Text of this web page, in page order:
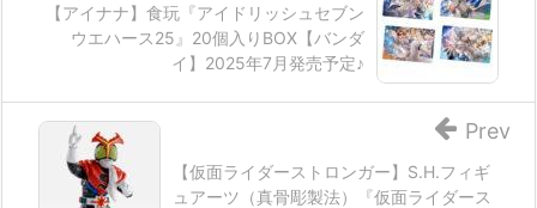
【アイナナ】食玩『アイドリッシュセブン
ウエハース25』20個入りBOX【バンダ
イ】2025年7月発売予定♪
【仮面ライダーストロンガー】S.H.フィギ
ュアーツ（真骨彫製法）『仮面ライダース
Prev